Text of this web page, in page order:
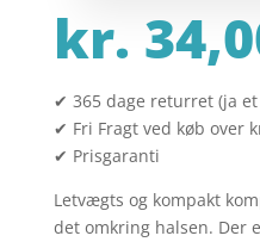
kr.
✔ 365 dage returret (ja
✔ Fri Fragt ved køb over
✔ Prisgaranti
Letvægts og kompakt
det omkring halsen. Der